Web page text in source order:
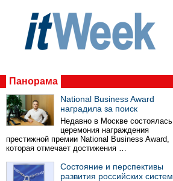
Панорама
National Business Award
наградила за поиск
Недавно в Москве состоялась
церемония награждения
престижной премии National Business Award,
которая отмечает достижения …
Состояние и перспективы
развития российских систем